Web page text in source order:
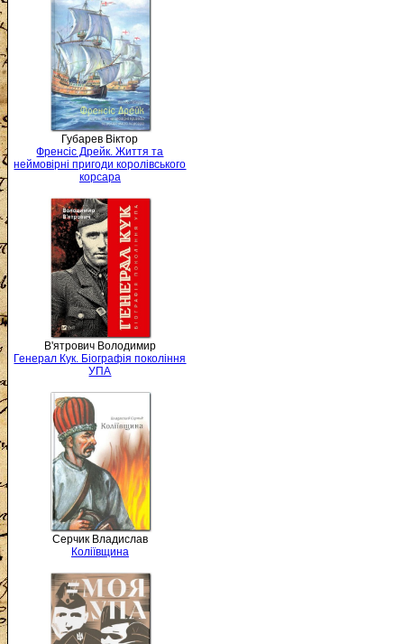
Губарев Віктор
Френсіс Дрейк. Життя та
неймовірні пригоди королівського
корсара
В'ятрович Володимир
Генерал Кук. Біографія покоління
УПА
Серчик Владислав
Коліївщина